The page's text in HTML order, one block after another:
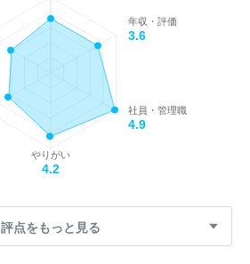
年収・評価
3.6
社員・管理職
4.9
やりがい
4.2
評点をもっと見る